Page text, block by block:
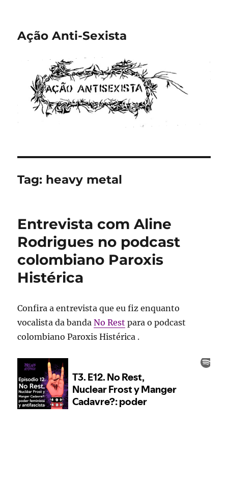
Ação Anti-Sexista
Tag: heavy metal
Entrevista com Aline
Rodrigues no podcast
colombiano Paroxis
Histérica
Confira a entrevista que eu fiz enquanto
vocalista da bandaNo Rest para o podcast
colombiano Paroxis Histérica .